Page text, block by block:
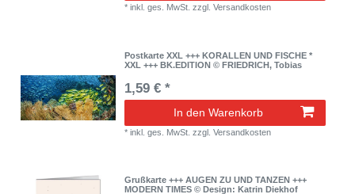
*inkl. ges. MwSt. zzgl.Versandkosten
Postkarte XXL +++ KORALLEN UND FISCHE *
XXL +++ BK.EDITION © FRIEDRICH, Tobias
1,59 € *
In den Warenkorb
*inkl. ges. MwSt. zzgl.Versandkosten
Grußkarte +++ AUGEN ZU UND TANZEN +++
MODERN TIMES © Design: Katrin Diekhof